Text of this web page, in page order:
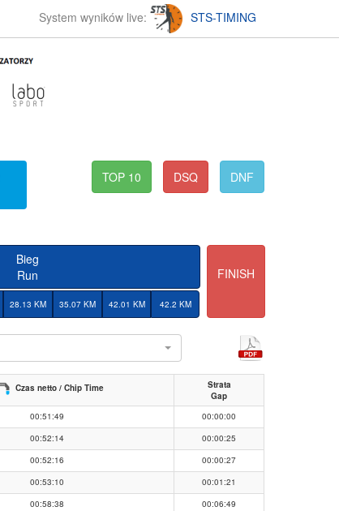
System wyników live: STS-TIMING
TOP 10 DSQ DNF
Bieg
Run
28.13 KM 35.07 KM 42.01 KM 42.2 KM
FINISH
Czas netto / Chip Time
Strata
Gap
00:51:49
00:00:00
00:52:14
00:00:25
00:52:16
00:00:27
00:53:10
00:01:21
00:58:38
00:06:49